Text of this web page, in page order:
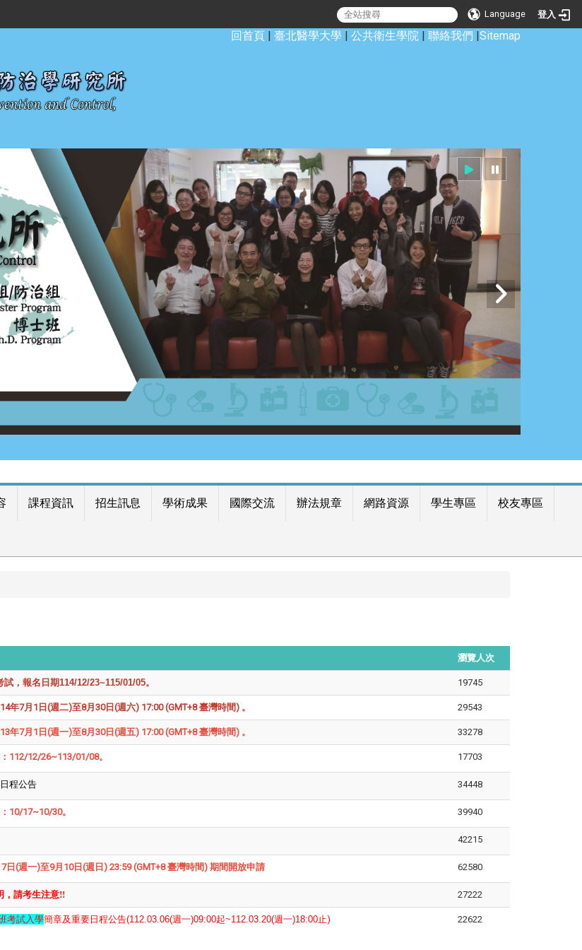
Language 登入
回首頁 | 臺北醫學大學 | 公共衛生學院 | 聯絡我們 |Sitemap
課程資訊 招生訊息 學術成果 國際交流 辦法規章 網路資源 學生專區 校友專區
瀏覽人次
，報名日期114/12/23~115/01/05。 19745
年7月1日(週二)至8月30日(週六) 17:00 (GMT+8 臺灣時間) 。 29543
年7月1日(週一)至8月30日(週五) 17:00 (GMT+8 臺灣時間) 。 33278
112/12/26~113/01/08。 17703
程公告 34448
10/17~10/30。 39940
42215
日(週一)至9月10日(週日) 23:59 (GMT+8 臺灣時間) 期間開放申請 62580
，請考生注意!! 27222
考試入學簡章及重要日程公告(112.03.06(週一)09:00起~112.03.20(週一)18:00止) 22622